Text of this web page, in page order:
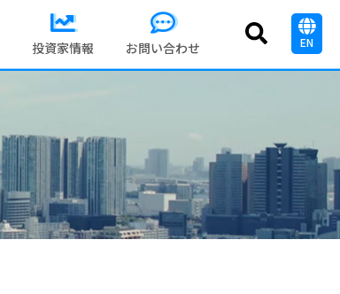
投資家情報 お問い合わせ EN